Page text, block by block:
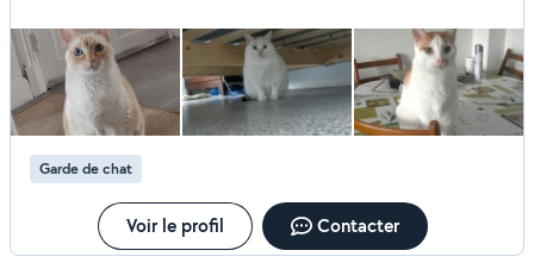
une solution afin de me montrer comment fonctionne
votre appartement ou maison avec boîte à clés ou autre
solution. Au plaisir de prendre soin de votre compagnon !
Garde de chat
Voir le profil Contacter